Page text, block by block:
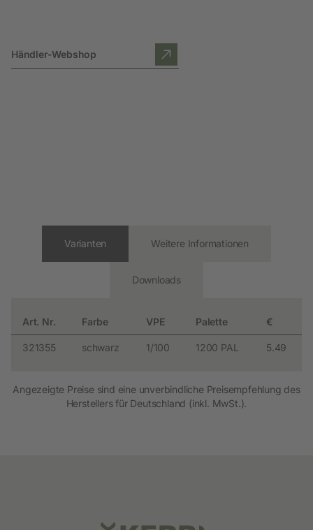
Händler-Webshop
Varianten
Art. Nr. Farbe VPE Palette €
321355 schwarz 1/100 1200 PAL 5.49
Weitere Informationen
Downloads
Angezeigte Preise sind eine unverbindliche Preisempfehlung des
Herstellers für Deutschland (inkl. MwSt.).